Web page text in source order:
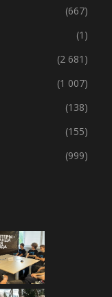
(78)
(667)
(1)
(2 681)
(1 007)
(138)
(155)